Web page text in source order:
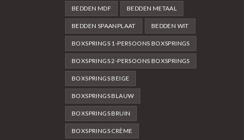
BEDDEN MDF BEDDEN METAAL
BEDDEN SPAANPLAAT BEDDEN WIT
BOXSPRINGS 1-PERSOONS BOXSPRINGS
BOXSPRINGS 2-PERSOONS BOXSPRINGS
BOXSPRINGS BEIGE
BOXSPRINGS BLAUW
BOXSPRINGS BRUIN
BOXSPRINGS CRÈME